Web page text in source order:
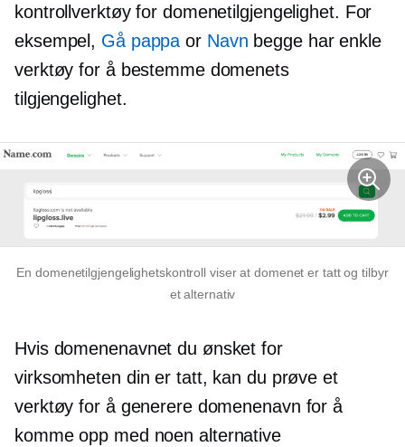
kontrollverktøy for domenetilgjengelighet. For
eksempel, Gå pappa or Navn begge har enkle
verktøy for å bestemme domenets
tilgjengelighet.
En domenetilgjengelighetskontroll viser at domenet er tatt og tilbyr
et alternativ
Hvis domenenavnet du ønsket for
virksomheten din er tatt, kan du prøve et
verktøy for å generere domenenavn for å
komme opp med noen alternative